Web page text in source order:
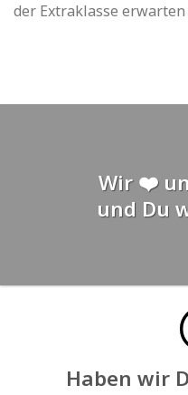
der Extraklasse erwarten
Wir ❤️
und Du
Haben wir